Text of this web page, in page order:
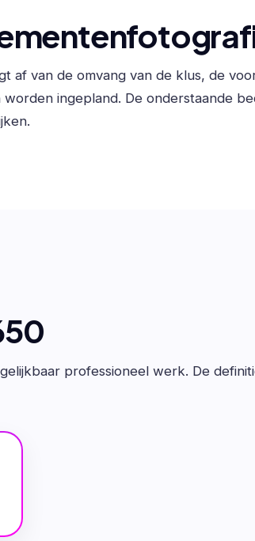
af van de omvang van de klus, de
ingepland. De onderstaande
professioneel werk. De